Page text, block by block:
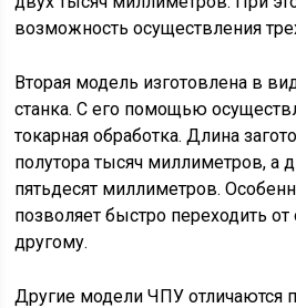
возможность осуществления
Вторая модель изготовлена в
станка. С его помощью
токарная обработка. Длина
полутора тысяч миллиметров, а
пятьдесят миллиметров.
позволяет быстро переходить
другому.
Другие модели ЧПУ отличаются